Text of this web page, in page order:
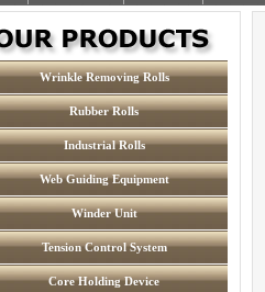
Wrinkle Removing Rolls
Rubber Rolls
Industrial Rolls
Web Guiding Equipment
Winder Unit
Tension Control System
Core Holding Device